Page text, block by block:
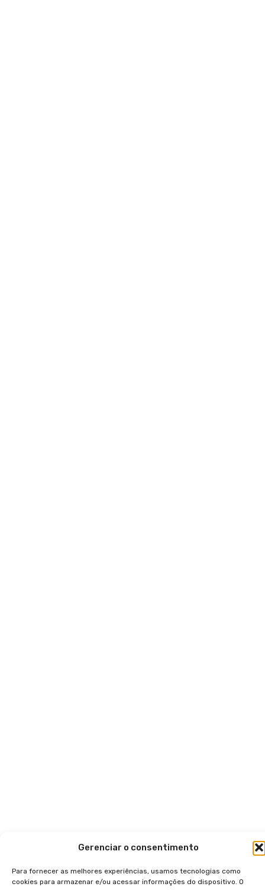
Gerenciar o consentimento
Para fornecer as melhores experiências, usamos tecnologias como
cookies para armazenar e/ou acessar informações do dispositivo. O